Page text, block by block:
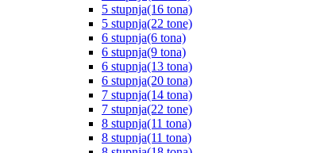
5 stupnja(16 tona)
5 stupnja(22 tone)
6 stupnja(6 tona)
6 stupnja(9 tona)
6 stupnja(13 tona)
6 stupnja(20 tona)
7 stupnja(14 tona)
7 stupnja(22 tone)
8 stupnja(11 tona)
8 stupnja(11 tona)